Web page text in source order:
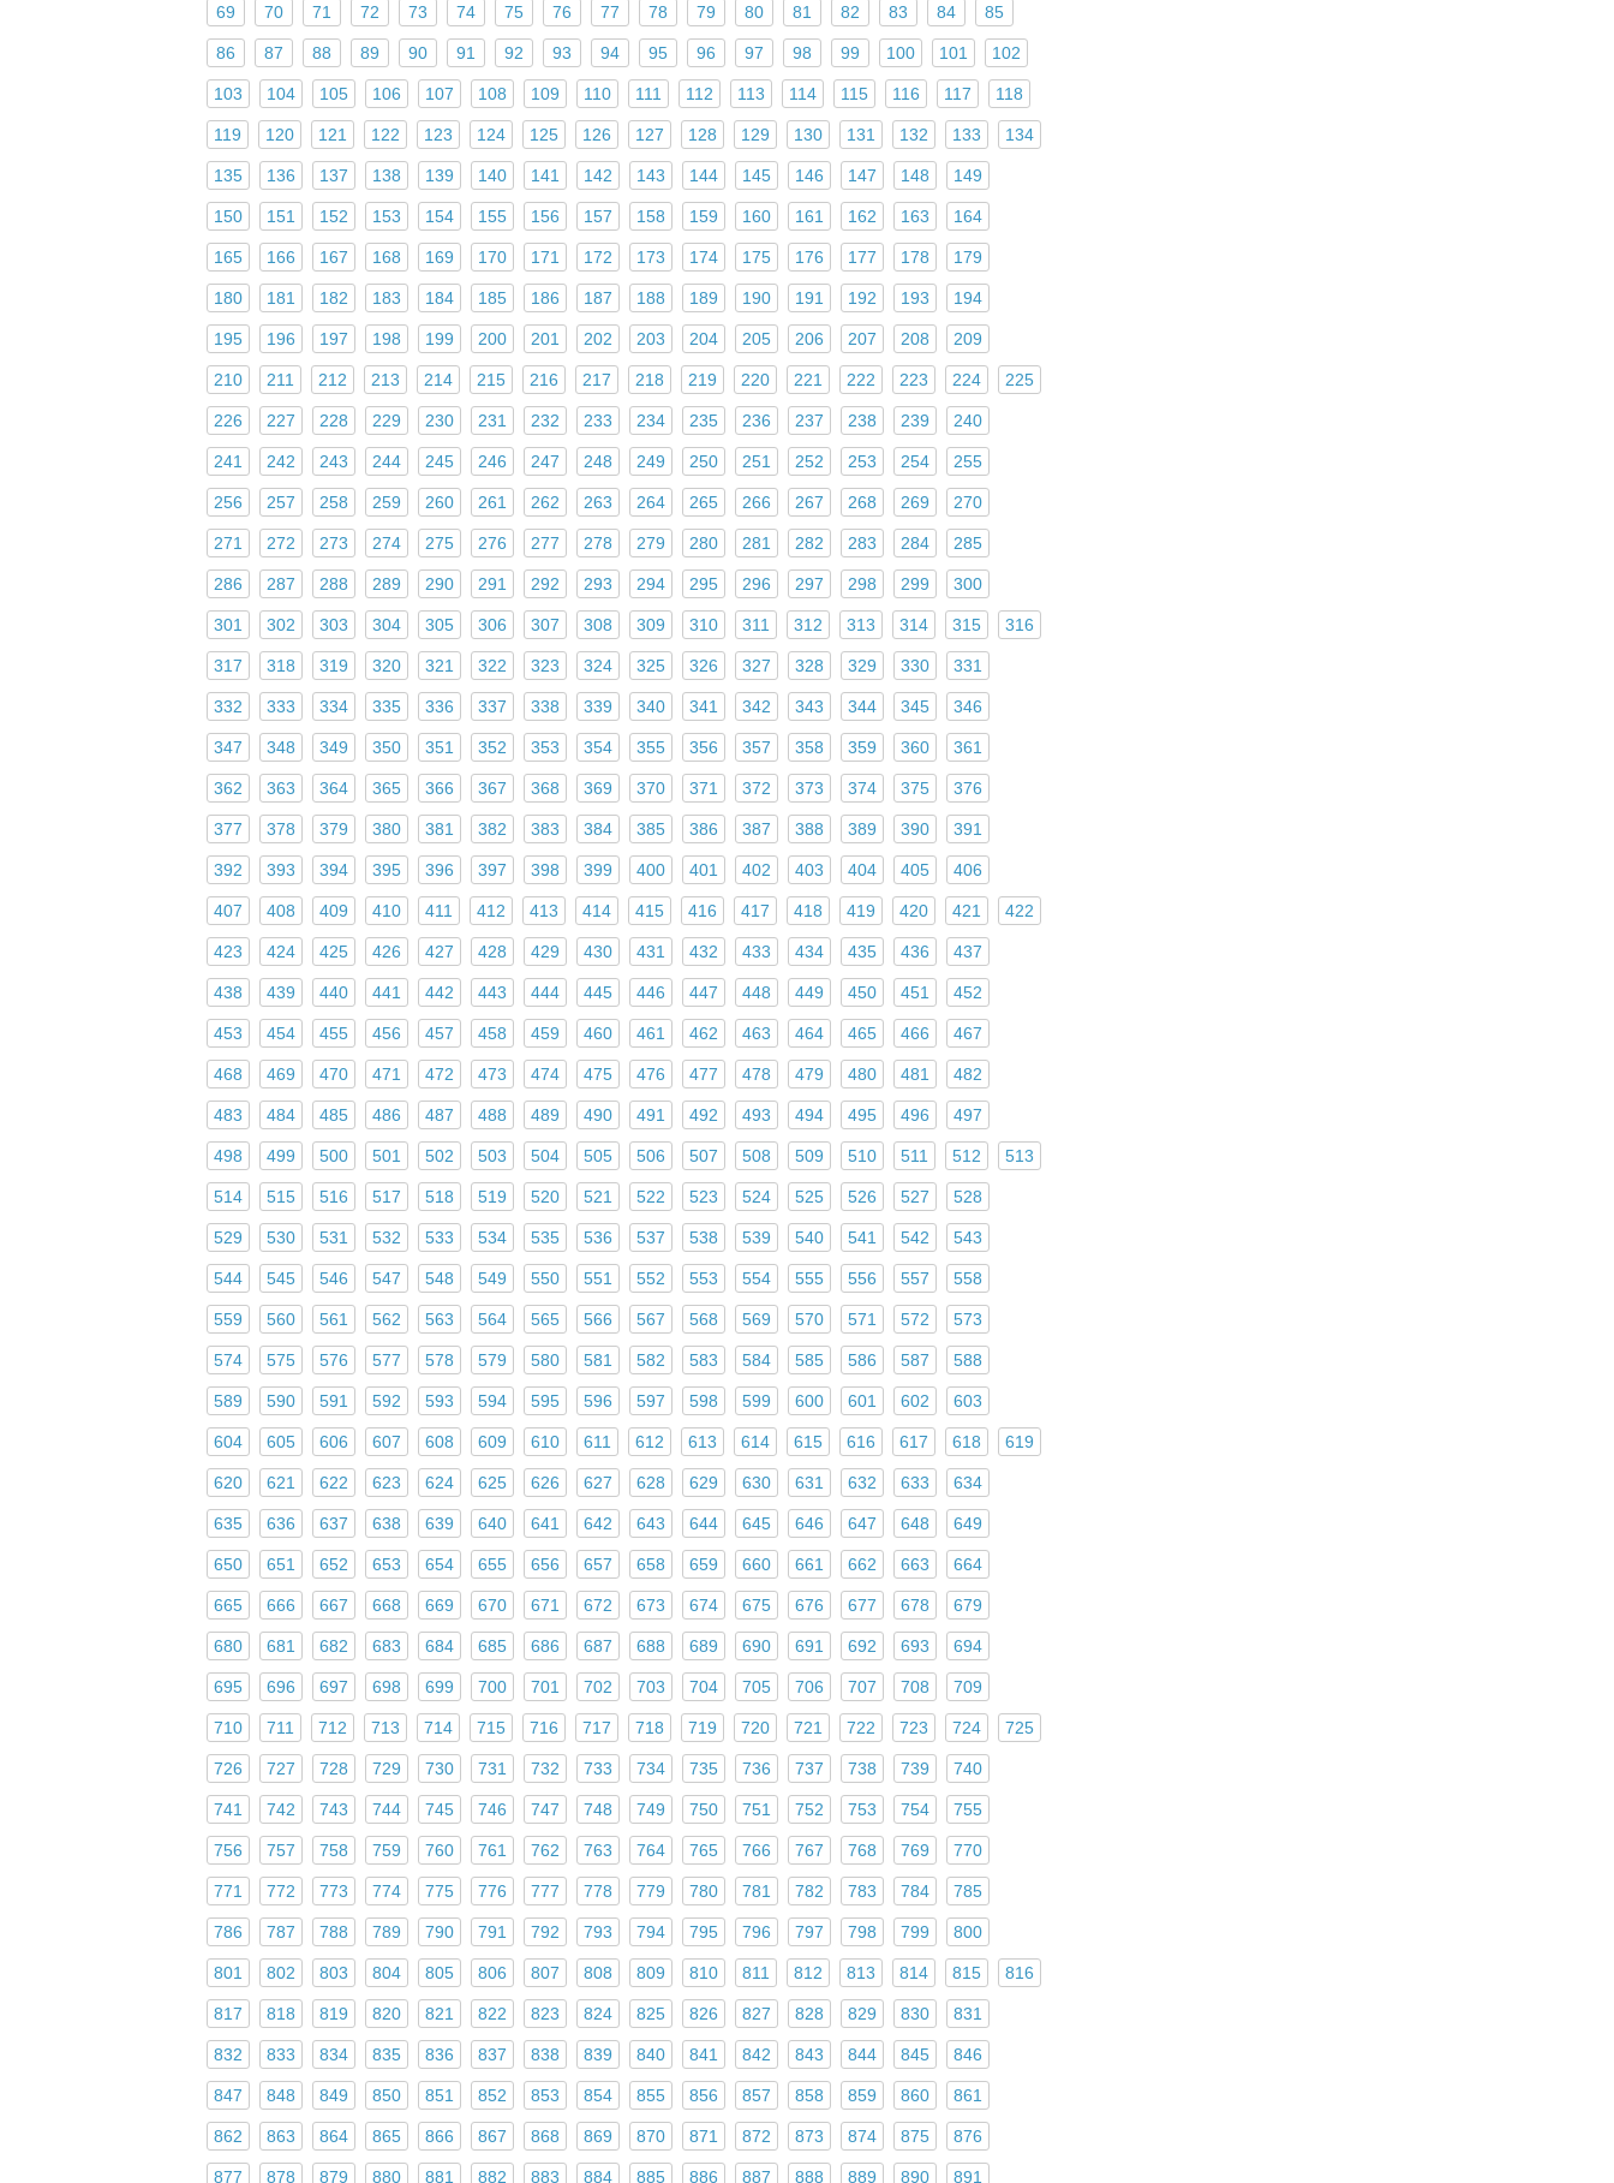
69 70 71 72 73 74 75 76 77 78 79 80 81 82 83 84 85
86 87 88 89 90 91 92 93 94 95 96 97 98 99 100 101 102
103 104 105 106 107 108 109 110 111 112 113 114 115 116 117 118
119 120 121 122 123 124 125 126 127 128 129 130 131 132 133 134
135 136 137 138 139 140 141 142 143 144 145 146 147 148 149
150 151 152 153 154 155 156 157 158 159 160 161 162 163 164
165 166 167 168 169 170 171 172 173 174 175 176 177 178 179
180 181 182 183 184 185 186 187 188 189 190 191 192 193 194
195 196 197 198 199 200 201 202 203 204 205 206 207 208 209
210 211 212 213 214 215 216 217 218 219 220 221 222 223 224 225
226 227 228 229 230 231 232 233 234 235 236 237 238 239 240
241 242 243 244 245 246 247 248 249 250 251 252 253 254 255
256 257 258 259 260 261 262 263 264 265 266 267 268 269 270
271 272 273 274 275 276 277 278 279 280 281 282 283 284 285
286 287 288 289 290 291 292 293 294 295 296 297 298 299 300
301 302 303 304 305 306 307 308 309 310 311 312 313 314 315 316
317 318 319 320 321 322 323 324 325 326 327 328 329 330 331
332 333 334 335 336 337 338 339 340 341 342 343 344 345 346
347 348 349 350 351 352 353 354 355 356 357 358 359 360 361
362 363 364 365 366 367 368 369 370 371 372 373 374 375 376
377 378 379 380 381 382 383 384 385 386 387 388 389 390 391
392 393 394 395 396 397 398 399 400 401 402 403 404 405 406
407 408 409 410 411 412 413 414 415 416 417 418 419 420 421 422
423 424 425 426 427 428 429 430 431 432 433 434 435 436 437
438 439 440 441 442 443 444 445 446 447 448 449 450 451 452
453 454 455 456 457 458 459 460 461 462 463 464 465 466 467
468 469 470 471 472 473 474 475 476 477 478 479 480 481 482
483 484 485 486 487 488 489 490 491 492 493 494 495 496 497
498 499 500 501 502 503 504 505 506 507 508 509 510 511 512 513
514 515 516 517 518 519 520 521 522 523 524 525 526 527 528
529 530 531 532 533 534 535 536 537 538 539 540 541 542 543
544 545 546 547 548 549 550 551 552 553 554 555 556 557 558
559 560 561 562 563 564 565 566 567 568 569 570 571 572 573
574 575 576 577 578 579 580 581 582 583 584 585 586 587 588
589 590 591 592 593 594 595 596 597 598 599 600 601 602 603
604 605 606 607 608 609 610 611 612 613 614 615 616 617 618 619
620 621 622 623 624 625 626 627 628 629 630 631 632 633 634
635 636 637 638 639 640 641 642 643 644 645 646 647 648 649
650 651 652 653 654 655 656 657 658 659 660 661 662 663 664
665 666 667 668 669 670 671 672 673 674 675 676 677 678 679
680 681 682 683 684 685 686 687 688 689 690 691 692 693 694
695 696 697 698 699 700 701 702 703 704 705 706 707 708 709
710 711 712 713 714 715 716 717 718 719 720 721 722 723 724 725
726 727 728 729 730 731 732 733 734 735 736 737 738 739 740
741 742 743 744 745 746 747 748 749 750 751 752 753 754 755
756 757 758 759 760 761 762 763 764 765 766 767 768 769 770
771 772 773 774 775 776 777 778 779 780 781 782 783 784 785
786 787 788 789 790 791 792 793 794 795 796 797 798 799 800
801 802 803 804 805 806 807 808 809 810 811 812 813 814 815 816
817 818 819 820 821 822 823 824 825 826 827 828 829 830 831
832 833 834 835 836 837 838 839 840 841 842 843 844 845 846
847 848 849 850 851 852 853 854 855 856 857 858 859 860 861
862 863 864 865 866 867 868 869 870 871 872 873 874 875 876
877 878 879 880 881 882 883 884 885 886 887 888 889 890 891